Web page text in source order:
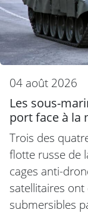
04 août 2026
Les sous-
port face à la
Trois des
flotte russe de
cages anti-
satellitaires
submersibles